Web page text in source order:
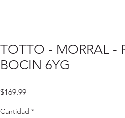
TOTTO - MORRAL -
BOCIN 6YG
$169.99Precio
Cantidad *